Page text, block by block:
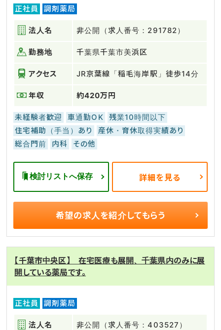
正社員 調剤薬局
法人名 非公開（求人番号：291782）
勤務地 千葉県千葉市美浜区
アクセス JR京葉線「稲毛海岸駅」徒歩14分
年収 約420万円
未経験者歓迎 車通勤OK
残業10時間以下
住宅補助（手当）あり
産休・育休取得実績あり
総合門前
内科 その他
検討リストへ保存 詳細を見る
希望の求人を紹介してもらう
【千葉市中央区】 在宅医療も展開、千葉県内のみに展
開している薬局です。
正社員 調剤薬局
法人名 非公開（求人番号：403527）